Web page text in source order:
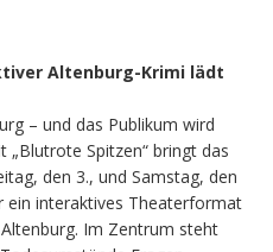
Altenburg-Krimi lädt
– und das Publikum wird
„Blutrote Spitzen“ bringt das
den 3., und Samstag, den
ein interaktives Theaterformat
Im Zentrum steht